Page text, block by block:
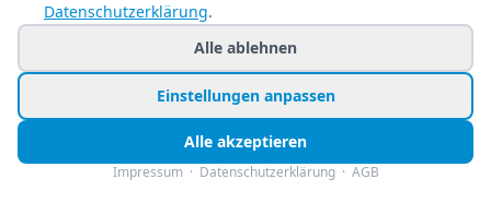
Ihr zuverlässiger Reisepreisvergleich – über 80
Datenschutzerklärung.
Alle ablehnen
Einstellungen anpassen
Alle akzeptieren
Impressum· Datenschutzerklärung· AGB